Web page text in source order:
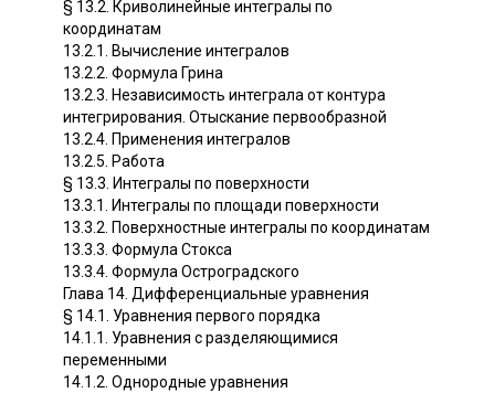
§ 13.2. Криволинейные интегралы по
координатам
13.2.1. Вычисление интегралов
13.2.2. Формула Грина
13.2.3. Независимость интеграла от контура
интегрирования. Отыскание первообразной
13.2.4. Применения интегралов
13.2.5. Работа
§ 13.3. Интегралы по поверхности
13.3.1. Интегралы по площади поверхности
13.3.2. Поверхностные интегралы по координатам
13.3.3. Формула Стокса
13.3.4. Формула Остроградского
Глава 14. Дифференциальные уравнения
§ 14.1. Уравнения первого порядка
14.1.1. Уравнения с разделяющимися
переменными
14.1.2. Однородные уравнения